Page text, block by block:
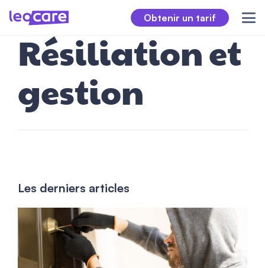
Obtenir un tarif
Résiliation et
gestion
Les derniers articles